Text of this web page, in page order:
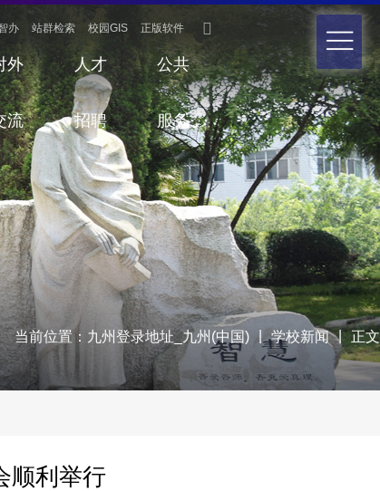
办 站群检索 校园GIS 正版软件

外
流
人才
招聘
公共
服务
当前位置： 九州登录地址_九州(中国) | 学校新闻 | 正文
顺利举行